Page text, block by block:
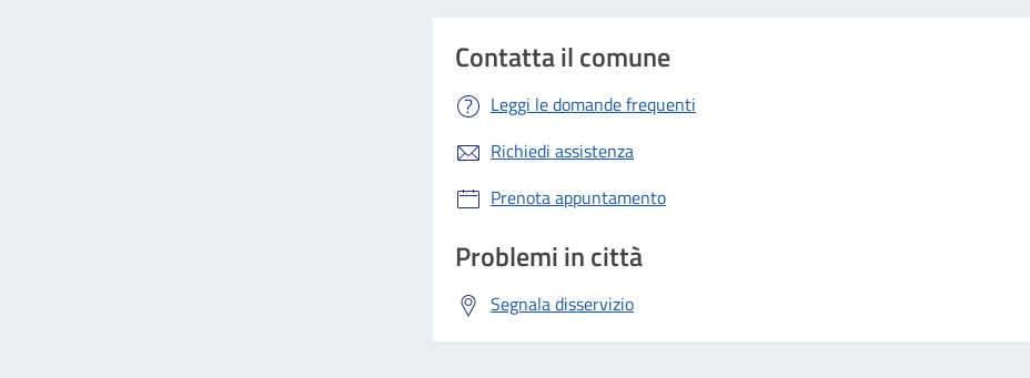
Contatta il comune
Leggi le domande frequenti
Richiedi assistenza
Prenota appuntamento
Problemi in città
Segnala disservizio